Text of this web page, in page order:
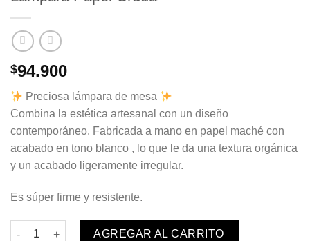
$94.900
Preciosa lámpara de mesa
Combina la estética artesanal con un diseño
contemporáneo. Fabricada a mano en papel maché con
acabado en tono blanco , lo que le da una textura orgánica
y un acabado ligeramente irregular.
Es súper firme y resistente.
Lámpara Papel Cruda cantidad
AGREGAR AL CARRITO